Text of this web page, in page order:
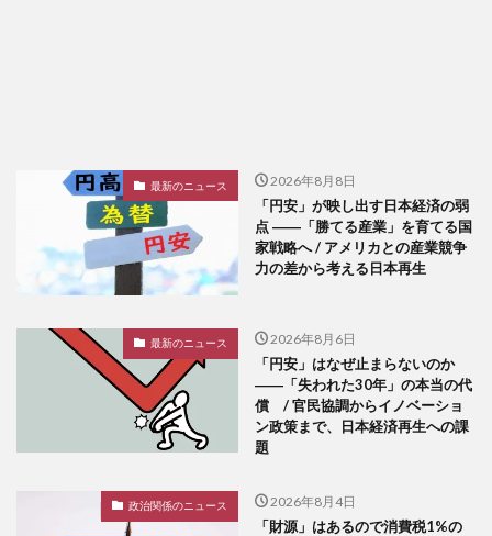
最新のニュース 2026年8月8日
「円安」が映し出す日本経済の弱
点 ――「勝てる産業」を育てる国
家戦略へ / アメリカとの産業競争
力の差から考える日本再生
最新のニュース 2026年8月6日
「円安」はなぜ止まらないのか
――「失われた30年」の本当の代
償 / 官民協調からイノベーショ
ン政策まで、日本経済再生への課
題
政治関係のニュース 2026年8月4日
「財源」はあるので消費税1%の